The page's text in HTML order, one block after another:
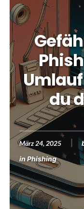
du
März 24, 2025
in Phishing